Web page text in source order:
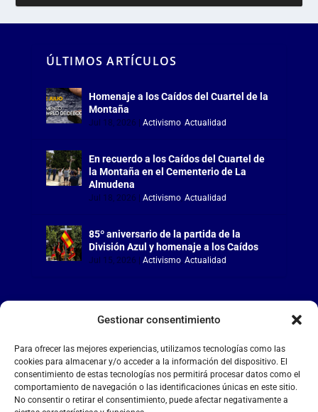
Gestionar consentimiento
Para ofrecer las mejores experiencias, utilizamos tecnologías como las
cookies para almacenar y/o acceder a la información del dispositivo. El
consentimiento de estas tecnologías nos permitirá procesar datos como el
comportamiento de navegación o las identificaciones únicas en este sitio.
No consentir o retirar el consentimiento, puede afectar negativamente a
ÚLTIMOS ARTÍCULOS
Homenaje a los Caídos del Cuartel de la
Montaña
Jul 18, 2026 Activismo, Actualidad
En recuerdo a los Caídos del Cuartel de
la Montaña en el Cementerio de La
Almudena
Jul 18, 2026 Activismo, Actualidad
85º aniversario de la partida de la
División Azul y homenaje a los Caídos
Jul 15, 2026 Activismo, Actualidad
LA FALANGE
Reproductor
de